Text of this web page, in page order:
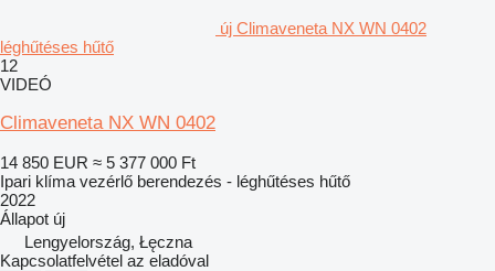
új Climaveneta NX WN 0402
léghűtéses hűtő
12
VIDEÓ
Climaveneta NX WN 0402
14 850 EUR ≈ 5 377 000 Ft
Ipari klíma vezérlő berendezés - léghűtéses hűtő
2022
Állapot új
Lengyelország, Łęczna
Kapcsolatfelvétel az eladóval